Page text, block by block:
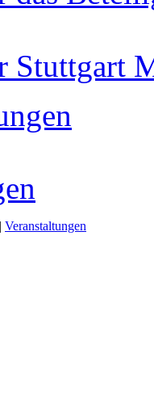
Stuttgart
| Veranstaltungen